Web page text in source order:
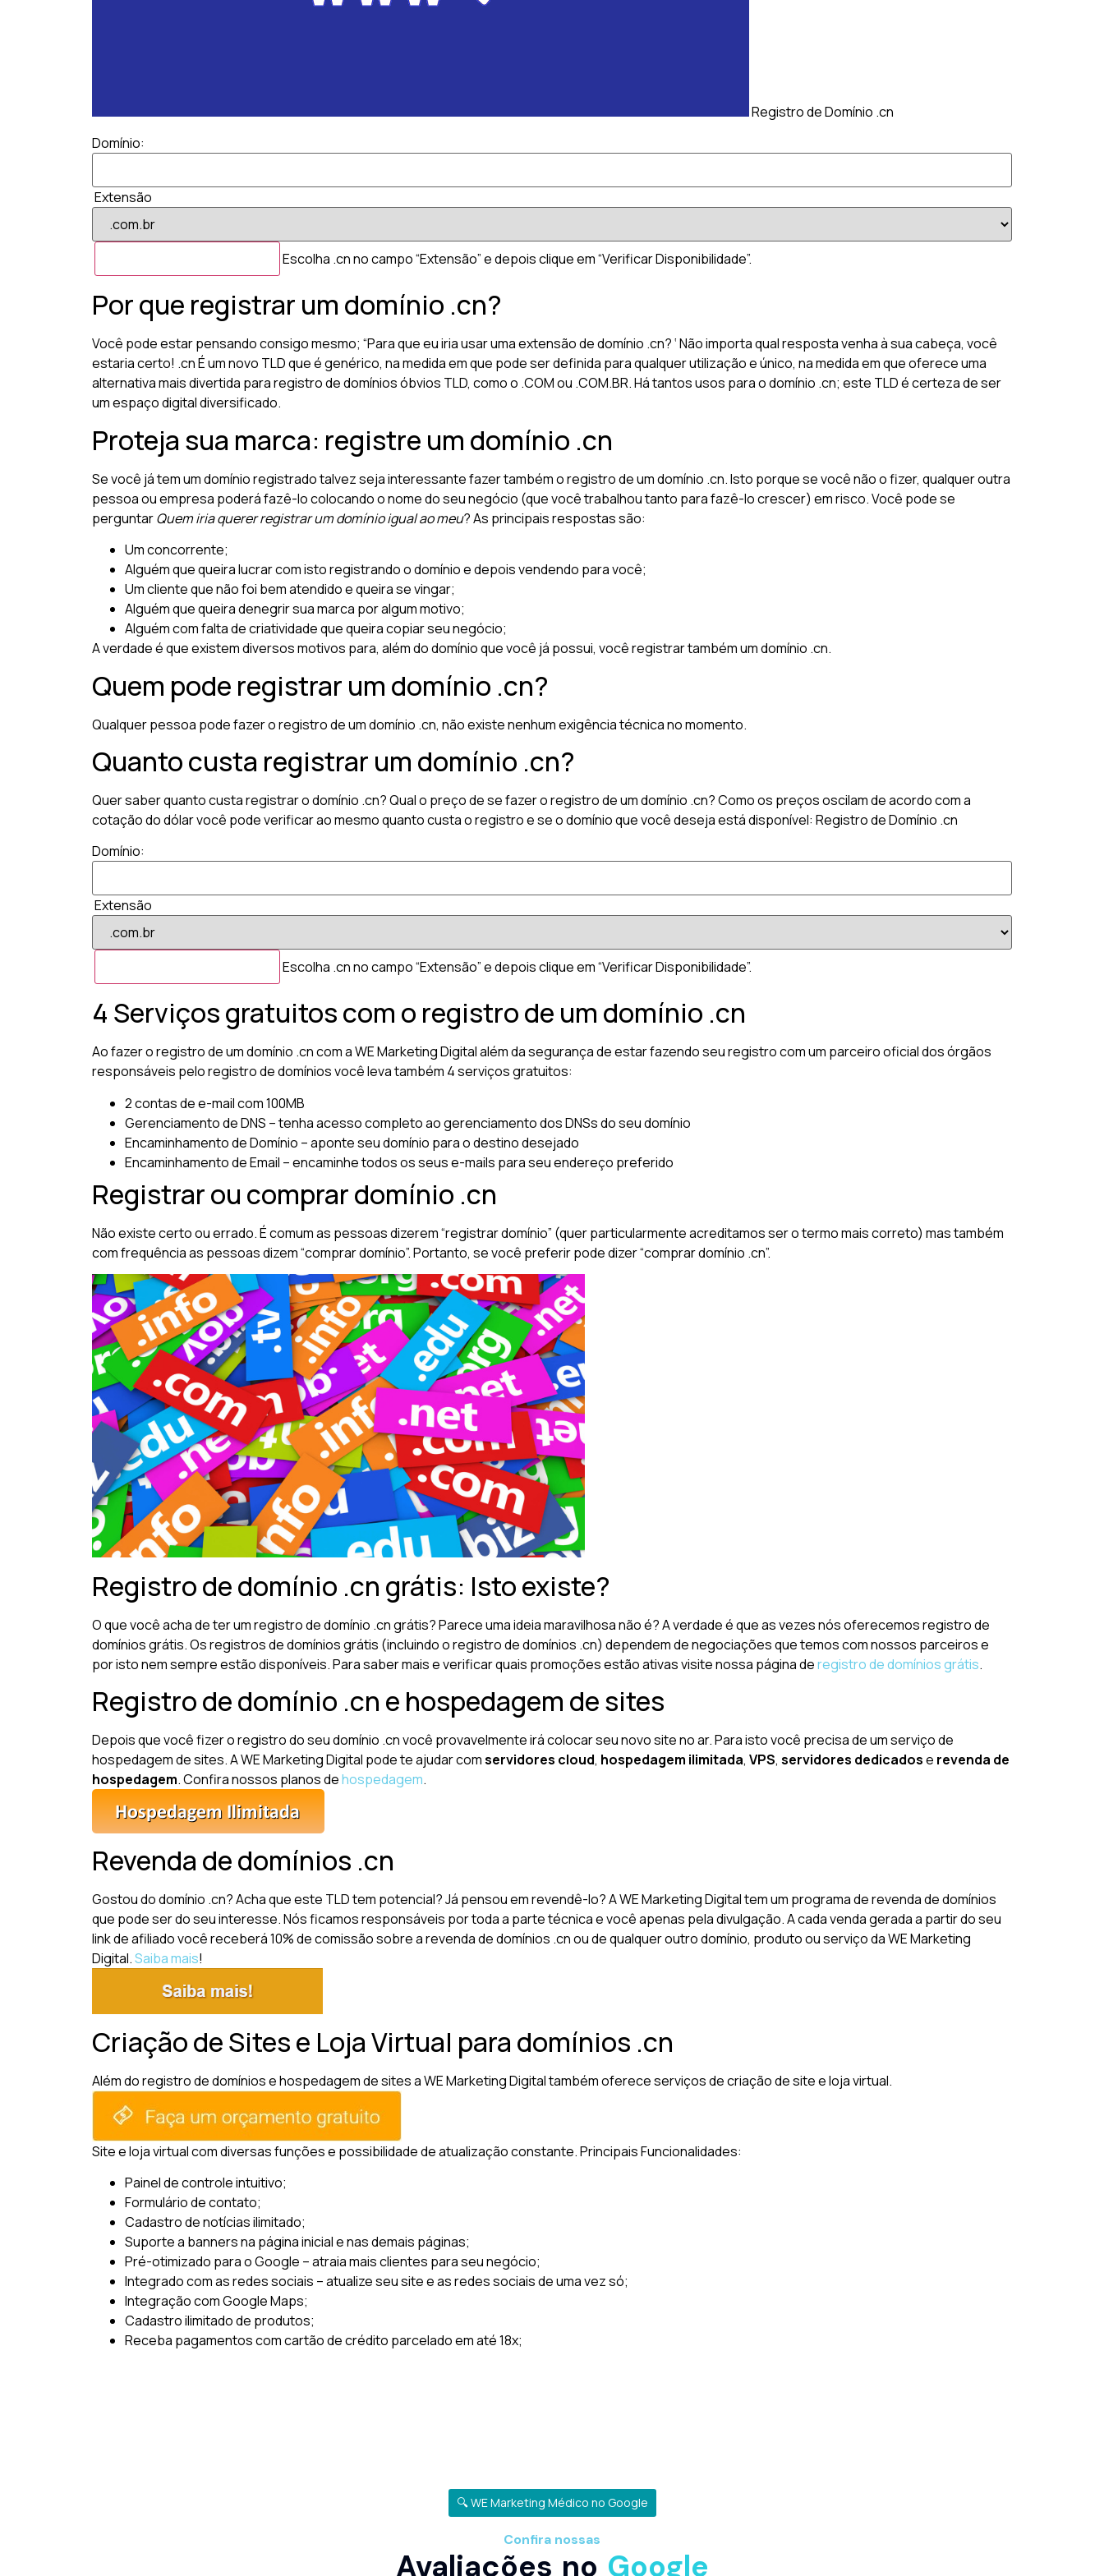
Registro de Domínio .cn
Domínio:
Extensão
Escolha .cn no campo “Extensão” e depois clique em “Verificar Disponibilidade”.
Por que registrar um domínio .cn?
Você pode estar pensando consigo mesmo; “Para que eu iria usar uma extensão de domínio .cn? ‘ Não importa qual resposta venha à sua cabeça, você
estaria certo! .cn É um novo TLD que é genérico, na medida em que pode ser definida para qualquer utilização e único, na medida em que oferece uma
alternativa mais divertida para registro de domínios óbvios TLD, como o .COM ou .COM.BR. Há tantos usos para o domínio .cn; este TLD é certeza de ser
um espaço digital diversificado.
Proteja sua marca: registre um domínio .cn
Se você já tem um domínio registrado talvez seja interessante fazer também o registro de um domínio .cn. Isto porque se você não o fizer, qualquer outra
pessoa ou empresa poderá fazê-lo colocando o nome do seu negócio (que você trabalhou tanto para fazê-lo crescer) em risco. Você pode se
perguntarQuem iria querer registrar um domínio igual ao meu? As principais respostas são:
Um concorrente;
Alguém que queira lucrar com isto registrando o domínio e depois vendendo para você;
Um cliente que não foi bem atendido e queira se vingar;
Alguém que queira denegrir sua marca por algum motivo;
Alguém com falta de criatividade que queira copiar seu negócio;
A verdade é que existem diversos motivos para, além do domínio que você já possui, você registrar também um domínio .cn.
Quem pode registrar um domínio .cn?
Qualquer pessoa pode fazer o registro de um domínio .cn, não existe nenhum exigência técnica no momento.
Quanto custa registrar um domínio .cn?
Quer saber quanto custa registrar o domínio .cn? Qual o preço de se fazer o registro de um domínio .cn? Como os preços oscilam de acordo com a
cotação do dólar você pode verificar ao mesmo quanto custa o registro e se o domínio que você deseja está disponível: Registro de Domínio .cn
Domínio:
Extensão
Escolha .cn no campo “Extensão” e depois clique em “Verificar Disponibilidade”.
4 Serviços gratuitos com o registro de um domínio .cn
Ao fazer o registro de um domínio .cn com a WE Marketing Digital além da segurança de estar fazendo seu registro com um parceiro oficial dos órgãos
responsáveis pelo registro de domínios você leva também 4 serviços gratuitos:
2 contas de e-mail com 100MB
Gerenciamento de DNS – tenha acesso completo ao gerenciamento dos DNSs do seu domínio
Encaminhamento de Domínio – aponte seu domínio para o destino desejado
Encaminhamento de Email – encaminhe todos os seus e-mails para seu endereço preferido
Registrar ou comprar domínio .cn
Não existe certo ou errado. É comum as pessoas dizerem “registrar domínio” (quer particularmente acreditamos ser o termo mais correto) mas também
com frequência as pessoas dizem “comprar domínio”. Portanto, se você preferir pode dizer “comprar domínio .cn”.
Registro de domínio .cn grátis: Isto existe?
O que você acha de ter um registro de domínio .cn grátis? Parece uma ideia maravilhosa não é? A verdade é que as vezes nós oferecemos registro de
domínios grátis. Os registros de domínios grátis (incluindo o registro de domínios .cn) dependem de negociações que temos com nossos parceiros e
por isto nem sempre estão disponíveis. Para saber mais e verificar quais promoções estão ativas visite nossa página deregistro de domínios grátis.
Registro de domínio .cn e hospedagem de sites
Depois que você fizer o registro do seu domínio .cn você provavelmente irá colocar seu novo site no ar. Para isto você precisa de um serviço de
hospedagem de sites. A WE Marketing Digital pode te ajudar comservidores cloud, hospedagem ilimitada, VPS, servidores dedicadose revenda de
hospedagem. Confira nossos planos dehospedagem.
Revenda de domínios .cn
Gostou do domínio .cn? Acha que este TLD tem potencial? Já pensou em revendê-lo? A WE Marketing Digital tem um programa de revenda de domínios
que pode ser do seu interesse. Nós ficamos responsáveis por toda a parte técnica e você apenas pela divulgação. A cada venda gerada a partir do seu
link de afiliado você receberá 10% de comissão sobre a revenda de domínios .cn ou de qualquer outro domínio, produto ou serviço da WE Marketing
Digital.Saiba mais!
Criação de Sites e Loja Virtual para domínios .cn
Além do registro de domínios e hospedagem de sites a WE Marketing Digital também oferece serviços de criação de site e loja virtual.
Site e loja virtual com diversas funções e possibilidade de atualização constante.Principais Funcionalidades:
Painel de controle intuitivo;
Formulário de contato;
Cadastro de notícias ilimitado;
Suporte a banners na página inicial e nas demais páginas;
Pré-otimizado para o Google – atraia mais clientes para seu negócio;
Integrado com as redes sociais – atualize seu site e as redes sociais de uma vez só;
Integração com Google Maps;
Cadastro ilimitado de produtos;
Receba pagamentos com cartão de crédito parcelado em até 18x;
🔍 WE Marketing Médico no Google
Confira nossas
Avaliações no Google